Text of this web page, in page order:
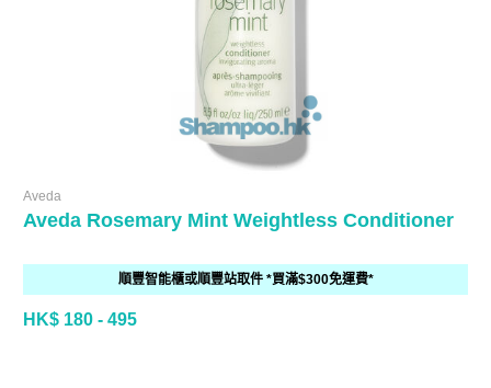
Aveda
Aveda Rosemary Mint Weightless Conditioner
順豐智能櫃或順豐站取件 *買滿$300免運費*
HK$ 180 - 495